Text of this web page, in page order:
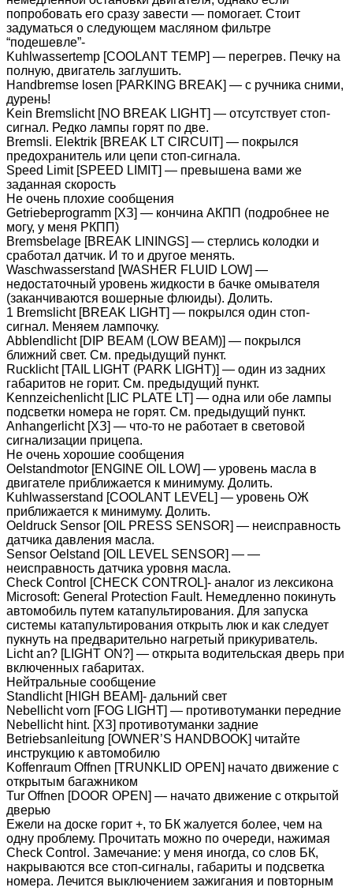
попробовать его сразу завести — помогает. Стоит
задуматься о следующем масляном фильтре
“подешевле”-
Kuhlwassertemp [COOLANT TEMP] — перегрев. Печку на
полную, двигатель заглушить.
Handbremse losen [PARKING BREAK] — с ручника сними,
дурень!
Kein Bremslicht [NO BREAK LIGHT] — отсутствует стоп-
сигнал. Редко лампы горят по две.
Bremsli. Elektrik [BREAK LT CIRCUIT] — покрылся
предохранитель или цепи стоп-сигнала.
Speed Limit [SPEED LIMIT] — превышена вами же
заданная скорость
Не очень плохие сообщения
Getriebeprogramm [ХЗ] — кончина АКПП (подробнее не
могу, у меня РКПП)
Bremsbelage [BREAK LININGS] — стерлись колодки и
сработал датчик. И то и другое менять.
Waschwasserstand [WASHER FLUID LOW] —
недостаточный уровень жидкости в бачке омывателя
(заканчиваются вошерные флюиды). Долить.
1 Bremslicht [BREAK LIGHT] — покрылся один стоп-
сигнал. Меняем лампочку.
Abblendlicht [DIP BEAM (LOW BEAM)] — покрылся
ближний свет. См. предыдущий пункт.
Rucklicht [TAIL LIGHT (PARK LIGHT)] — один из задних
габаритов не горит. См. предыдущий пункт.
Kennzeichenlicht [LIC PLATE LT] — одна или обе лампы
подсветки номера не горят. См. предыдущий пункт.
Anhangerlicht [ХЗ] — что-то не работает в световой
сигнализации прицепа.
Не очень хорошие сообщения
Oelstandmotor [ENGINE OIL LOW] — уровень масла в
двигателе приближается к минимуму. Долить.
Kuhlwasserstand [COOLANT LEVEL] — уровень ОЖ
приближается к минимуму. Долить.
Oeldruck Sensor [OIL PRESS SENSOR] — неисправность
датчика давления масла.
Sensor Oelstand [OIL LEVEL SENSOR] — —
неисправность датчика уровня масла.
Check Control [CHECK CONTROL]- аналог из лексикона
Microsoft: General Protection Fault. Немедленно покинуть
автомобиль путем катапультирования. Для запуска
системы катапультирования открыть люк и как следует
пукнуть на предварительно нагретый прикуриватель.
Licht an? [LIGHT ON?] — открыта водительская дверь при
включенных габаритах.
Нейтральные сообщение
Standlicht [HIGH BEAM]- дальний свет
Nebellicht vorn [FOG LIGHT] — противотуманки передние
Nebellicht hint. [ХЗ] противотуманки задние
Betriebsanleitung [OWNER’S HANDBOOK] читайте
инструкцию к автомобилю
Koffenraum Offnen [TRUNKLID OPEN] начато движение с
открытым багажником
Tur Offnen [DOOR OPEN] — начато движение с открытой
дверью
Ежели на доске горит +, то БК жалуется более, чем на
одну проблему. Прочитать можно по очереди, нажимая
Check Control. Замечание: у меня иногда, со слов БК,
накрываются все стоп-сигналы, габариты и подсветка
номера. Лечится выключением зажигания и повторным